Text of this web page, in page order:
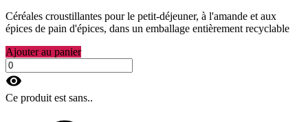
Céréales croustillantes pour le petit-déjeuner, à l'amande et aux
épices de pain d'épices, dans un emballage entièrement recyclable
Ajouter au panier
visibility
Ce produit est sans..